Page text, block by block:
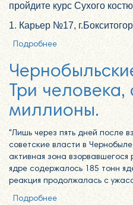
пройдите курс Сухого
1. Карьер №17,
Подробнее
Три
миллионы.
"Лишь через пять дней после
советские власти в
активная зона
ядре содержалось 185 тонн
реакция продолжалась с
Подробнее